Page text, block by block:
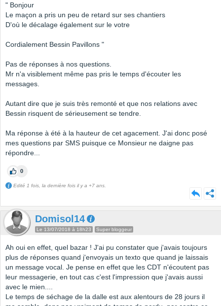
" Bonjour
Le maçon a pris un peu de retard sur ses chantiers
D'où le décalage également sur le votre
Cordialement Bessin Pavillons "
Pas de réponses à nos questions.
Mr n'a visiblement même pas pris le temps d'écouter les
messages.
Autant dire que je suis très remonté et que nos relations avec
Bessin risquent de sérieusement se tendre.
Ma réponse à été à la hauteur de cet agacement. J'ai donc posé
mes questions par SMS puisque ce Monsieur ne daigne pas
répondre...
0
Edité 1 fois, la dernière fois il y a +7 ans.
Domisol14
Le 13/07/2018 à 18h23 Super bloggeur
Ah oui en effet, quel bazar ! J'ai pu constater que j'avais toujours
plus de réponses quand j'envoyais un texto que quand je laissais
un message vocal. Je pense en effet que les CDT n'écoutent pas
leur messagerie, en tout cas c'est l'impression que j'avais aussi
avec le mien....
Le temps de séchage de la dalle est aux alentours de 28 jours il